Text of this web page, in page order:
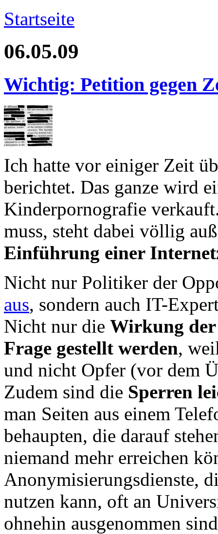
Startseite
06.05.09
Wichtig: Petition gegen
Ich hatte vor einiger Zeit
berichtet. Das ganze wird
Kinderpornografie
muss, steht dabei völlig
Einführung einer
Nicht nur Politiker der
aus, sondern auch IT-
Nicht nur die Wirkung der
Frage gestellt werden,
und nicht Opfer (vor dem
Zudem sind die Sperren
man Seiten aus einem
behaupten, die darauf
niemand mehr erreichen
Anonymisierungsdienste,
nutzen kann, oft an
ohnehin ausgenommen